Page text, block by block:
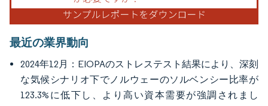
最近の業界動向
2024年12月：EIOPAのストレステスト結果により、深刻
な気候シナリオ下でノルウェーのソルベンシー比率が
123.3%に低下し、より高い資本需要が強調されまし